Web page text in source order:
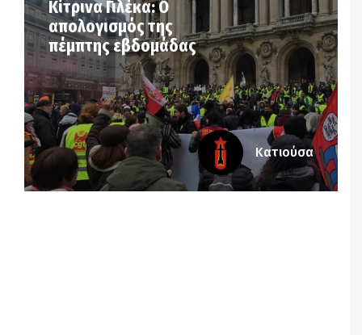
Κίτρινα Γιλέκα: Ο
απολογισμός της
πέμπτης εβδομάδας
Κατιούσα